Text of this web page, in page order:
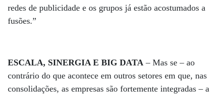
redes de publicidade e os grupos já estão acostumados a
fusões.”
ESCALA, SINERGIA E BIG DATA – Mas se – ao
contrário do que acontece em outros setores em que, nas
consolidações, as empresas são fortemente integradas – a